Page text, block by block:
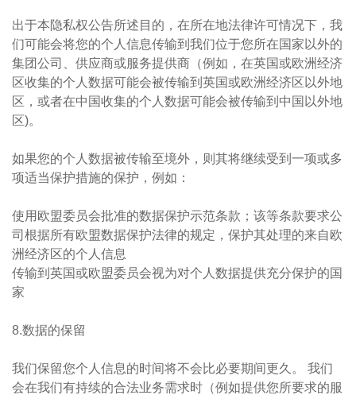
出于本隐私权公告所述目的，在所在地法律许可情况下，我
们可能会将您的个人信息传输到我们位于您所在国家以外的
集团公司、供应商或服务提供商（例如，在英国或欧洲经济
区收集的个人数据可能会被传输到英国或欧洲经济区以外地
区，或者在中国收集的个人数据可能会被传输到中国以外地
区)。
如果您的个人数据被传输至境外，则其将继续受到一项或多
项适当保护措施的保护，例如：
使用欧盟委员会批准的数据保护示范条款；该等条款要求公
司根据所有欧盟数据保护法律的规定，保护其处理的来自欧
洲经济区的个人信息
传输到英国或欧盟委员会视为对个人数据提供充分保护的国
家
8.数据的保留
我们保留您个人信息的时间将不会比必要期间更久。 我们
会在我们有持续的合法业务需求时（例如提供您所要求的服